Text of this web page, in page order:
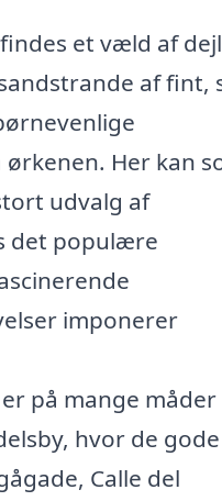
et væld af
af fint,
Her kan
udvalg af
det populære
imponerer
på mange måder
hvor de gode
Calle del